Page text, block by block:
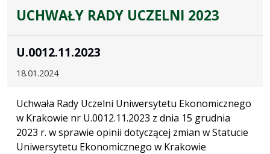
UCHWAŁY RADY UCZELNI 2023
U.0012.11.2023
18.01.2024
Uchwała Rady Uczelni Uniwersytetu Ekonomicznego
w Krakowie nr U.0012.11.2023 z dnia 15 grudnia
2023 r. w sprawie opinii dotyczącej zmian w Statucie
Uniwersytetu Ekonomicznego w Krakowie